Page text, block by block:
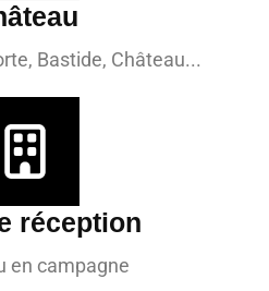
Bastide, Château...
réception
en campagne